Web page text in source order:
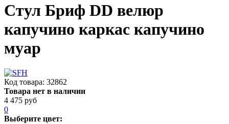
Стул Бриф DD велюр
капучино каркас капучино
муар
Код товара: 32862
Товара нет в наличии
4 475 руб
0
Выберите цвет: